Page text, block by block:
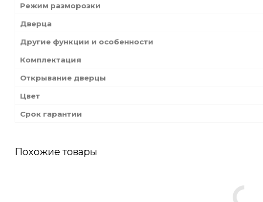
Режим разморозки
Дверца
Другие функции и особенности
Комплектация
Открывание дверцы
Цвет
Срок гарантии
Похожие товары